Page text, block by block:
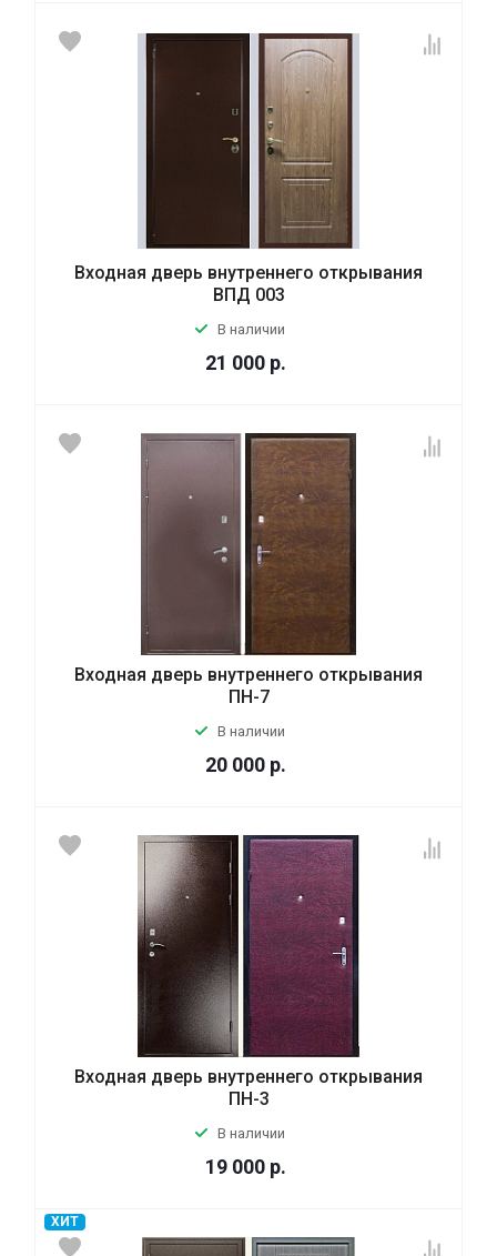
Входная дверь внутреннего открывания
ВПД 003
В наличии
21 000 р.
Входная дверь внутреннего открывания
ПН-7
В наличии
20 000 р.
Входная дверь внутреннего открывания
ПН-3
В наличии
19 000 р.
ХИТ